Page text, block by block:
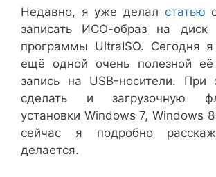
Недавно, я уже делал статью
записать ИСО-образ на
программы UltraISO. Сегодня
ещё одной очень полезной
запись на USB-носители.
сделать и загрузочную
установки Windows 7, Windows
сейчас я подробно
делается.